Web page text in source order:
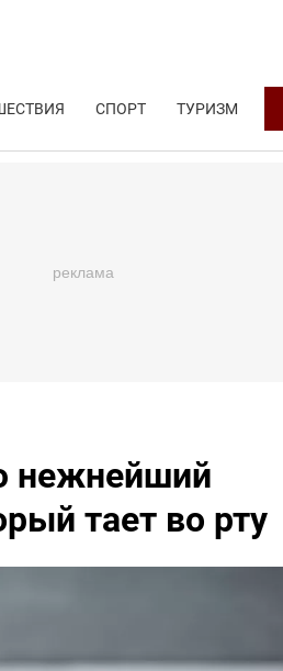
СПОРТ ТУРИЗМ
нежнейший
тает во рту